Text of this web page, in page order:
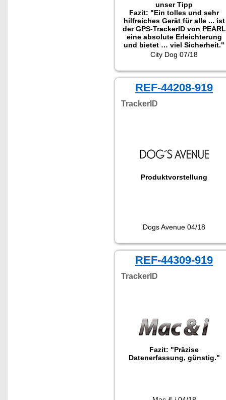
unser Tipp
Fazit: "Ein tolles und sehr
hilfreiches Gerät für alle ... ist
der GPS-TrackerID von PEARL
eine absolute Erleichterung
und bietet … viel Sicherheit."
City Dog 07/18
REF-44208-919
TrackerID
Produktvorstellung
Dogs Avenue 04/18
REF-44309-919
TrackerID
Fazit: "Präzise
Datenerfassung, günstig."